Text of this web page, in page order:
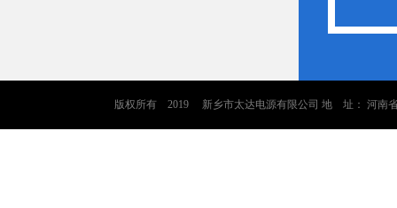
版权所有 2019 新乡市太达电源有限公司 地 址： 河南省